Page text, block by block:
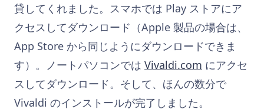
貸してくれました。スマホでは Play ストアにア
クセスしてダウンロード（Apple 製品の場合は、
App Store から同じようにダウンロードできま
す）。ノートパソコンでは Vivaldi.com にアクセ
スしてダウンロード。そして、ほんの数分で
Vivaldi のインストールが完了しました。